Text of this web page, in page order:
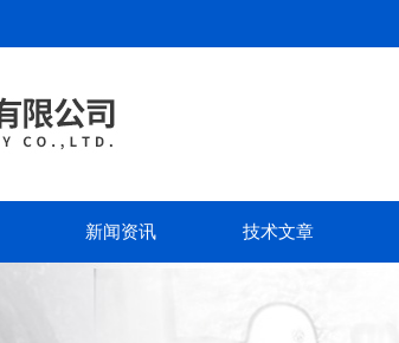
新闻资讯 技术文章